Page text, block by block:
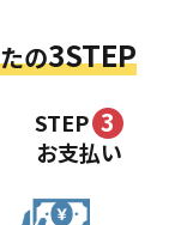
の3STEP
STEP 3
お支払い